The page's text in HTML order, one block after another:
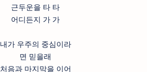
근두운을 타 타
어디든지 가 가
내가 우주의 중심이라
면 믿을래
처음과 마지막을 이어